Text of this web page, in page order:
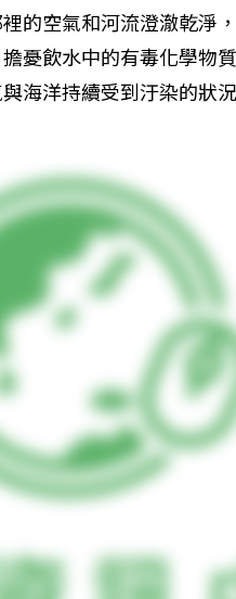
的空氣和河流澄澈乾淨
憂飲水中的有毒化學物
海洋持續受到汙染的狀